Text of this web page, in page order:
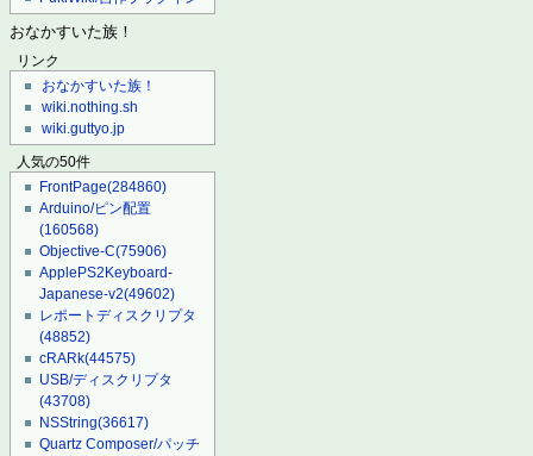
おなかすいた族！
リンク
おなかすいた族！
wiki.nothing.sh
wiki.guttyo.jp
人気の50件
FrontPage(284860)
Arduino/ピン配置
(160568)
Objective-C(75906)
ApplePS2Keyboard-
Japanese-v2(49602)
レポートディスクリプタ
(48852)
cRARk(44575)
USB/ディスクリプタ
(43708)
NSString(36617)
Quartz Composer/パッチ